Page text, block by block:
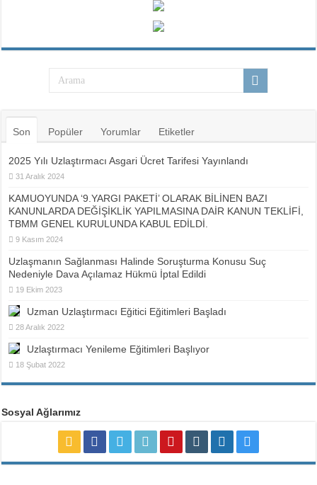
Son Popüler Yorumlar Etiketler
2025 Yılı Uzlaştırmacı Asgari Ücret Tarifesi Yayınlandı
31 Aralık 2024
KAMUOYUNDA ‘9.YARGI PAKETİ’ OLARAK BİLİNEN BAZI
KANUNLARDA DEĞİŞİKLİK YAPILMASINA DAİR KANUN TEKLİFİ,
TBMM GENEL KURULUNDA KABUL EDİLDİ.
9 Kasım 2024
Uzlaşmanın Sağlanması Halinde Soruşturma Konusu Suç
Nedeniyle Dava Açılamaz Hükmü İptal Edildi
19 Ekim 2023
Uzman Uzlaştırmacı Eğitici Eğitimleri Başladı
28 Aralık 2022
Uzlaştırmacı Yenileme Eğitimleri Başlıyor
18 Şubat 2022
Sosyal Ağlarımız